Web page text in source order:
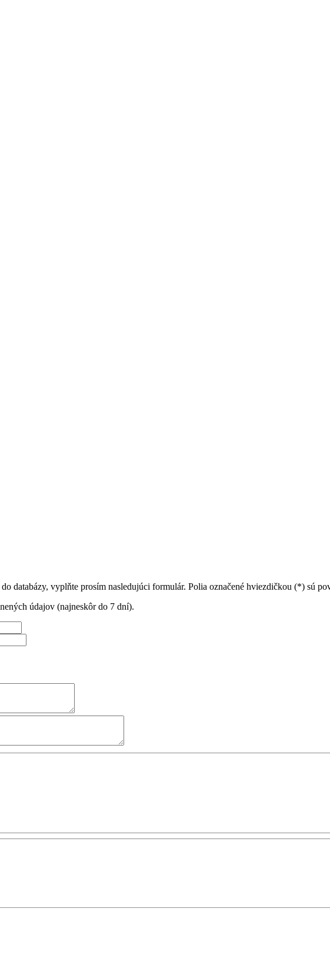
databázy, vyplňte prosím nasledujúci formulár. Polia označené hviezdičkou (*) sú
údajov (najneskôr do 7 dní).